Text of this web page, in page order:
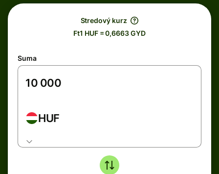
Stredový kurz
Ft1 HUF = 0,6663 GYD
Suma
HUF